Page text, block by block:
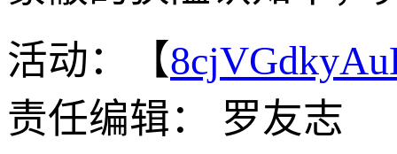
活动：【
责任编辑： 罗友志